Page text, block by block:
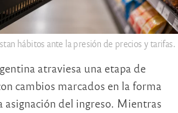
hábitos ante la presión de precios y tarifas.
atraviesa una etapa de
cambios marcados en la forma
asignación del ingreso. Mientras